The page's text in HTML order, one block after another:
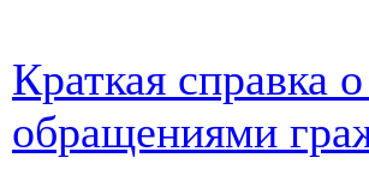
Краткая справка
обращениями